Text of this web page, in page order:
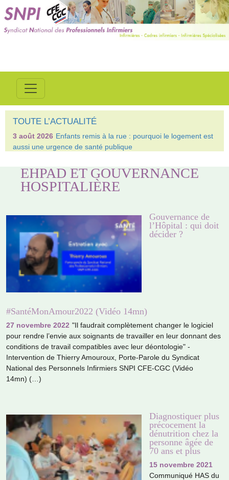
TOUTE L’ACTUALITÉ
3 août 2026 Enfants remis à la rue : pourquoi le logement est
aussi une urgence de santé publique
EHPAD ET GOUVERNANCE
HOSPITALIÈRE
Gouvernance de
l’Hôpital : qui doit
décider ?
#SantéMonAmour2022 (Vidéo 14mn)
27 novembre 2022 "Il fau­drait com­plè­te­ment chan­ger le logi­ciel
pour rendre l’envie aux soi­gnants de tra­vailler en leur don­nant des
condi­tions de tra­vail com­pa­ti­bles avec leur déon­to­lo­gie" -
Intervention de Thierry Amouroux, Porte-Parole du Syndicat
National des Personnels Infirmiers SNPI CFE-CGC (Vidéo
14mn) (…)
Diagnostiquer plus
précocement la
dénutrition chez la
personne âgée de
70 ans et plus
15 novembre 2021
Communiqué HAS du